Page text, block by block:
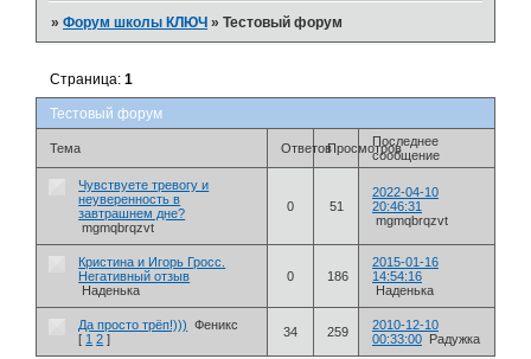
»Форум школы КЛЮЧ »Тестовый форум
Тестовый форум
Страница:1
Тема ОтветовПросмотровПоследнее
сообщение
Чувствуете тревогу и
неуверенность в
завтрашнем дне?
mgmqbrqzvt
0 51
2022-04-10
20:46:31
mgmqbrqzvt
Кристина и Игорь Гросс.
Негативный отзыв
Наденька
0 186
2015-01-16
14:54:16
Наденька
Да просто трёп!)))
Феникс
[ 1 2 ] 34 259
2010-12-10
00:33:00
Радужка